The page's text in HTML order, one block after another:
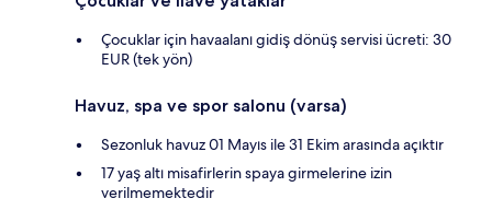
Çocuklar için havaalanı gidiş dönüş servisi ücreti: 30
EUR (tek yön)
Havuz, spa ve spor salonu (varsa)
Sezonluk havuz 01 Mayıs ile 31 Ekim arasında açıktır
17 yaş altı misafirlerin spaya girmelerine izin
verilmemektedir